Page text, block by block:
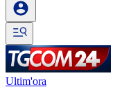
Ultim'ora